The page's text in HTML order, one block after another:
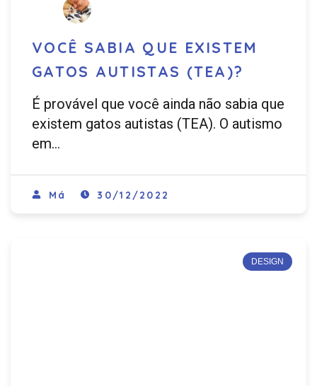
VOCÊ SABIA QUE EXISTEM
GATOS AUTISTAS (TEA)?
É provável que você ainda não sabia que
existem gatos autistas (TEA). O autismo
em…
Má 30/12/2022
DESIGN